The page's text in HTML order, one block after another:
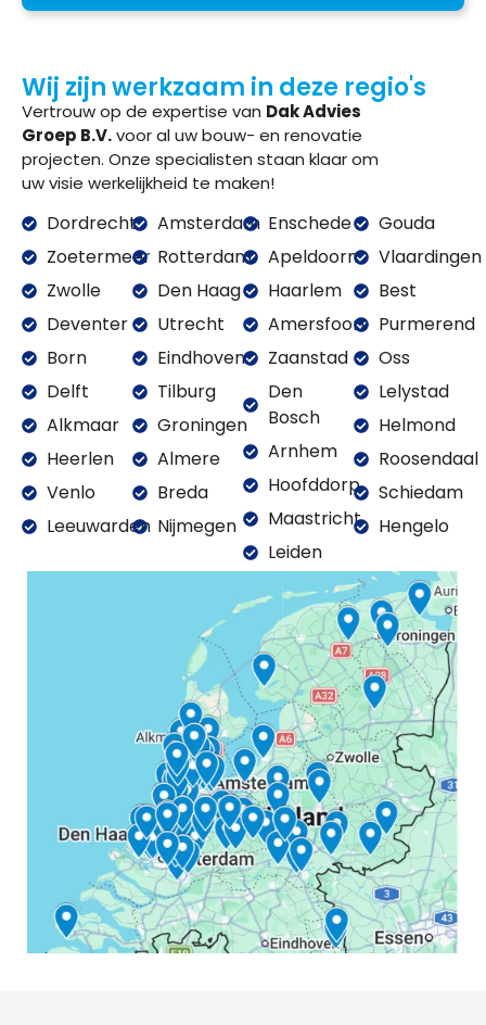
Wij zijn werkzaam in deze regio's
Vertrouw op de expertise van Dak Advies
Groep B.V.voor al uw bouw- en renovatie
projecten. Onze specialisten staan klaar om
uw visie werkelijkheid te maken!
Dordrecht
Zoetermeer
Zwolle
Deventer
Born
Delft
Alkmaar
Heerlen
Venlo
Leeuwarden
Amsterdam
Rotterdam
Den Haag
Utrecht
Eindhoven
Tilburg
Groningen
Almere
Breda
Nijmegen
Enschede
Apeldoorn
Haarlem
Amersfoort
Zaanstad
Den
Bosch
Arnhem
Hoofddorp
Maastricht
Leiden
Gouda
Vlaardingen
Best
Purmerend
Oss
Lelystad
Helmond
Roosendaal
Schiedam
Hengelo